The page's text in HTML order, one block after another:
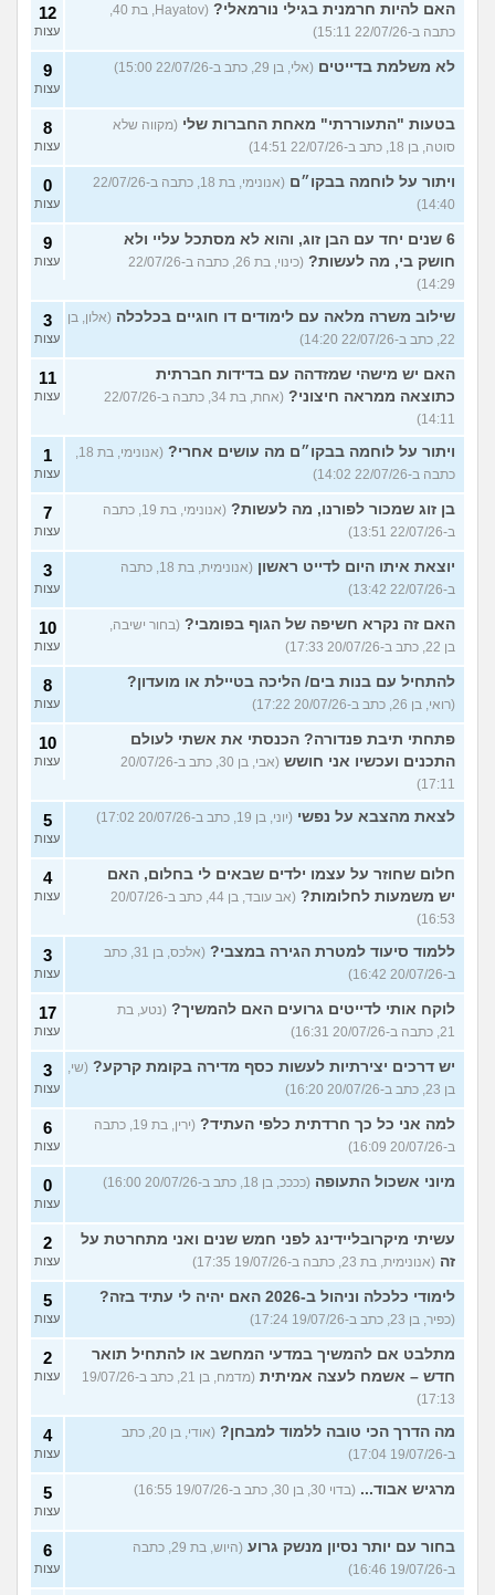
האם להיות חרמנית בגילי נורמאלי?
(Hayatov, בת 40,
כתבה ב-22/07/26 15:11)
12
עצות
לא משלמת בדייטים (אלי, בן 29, כתב ב-22/07/26 15:00) 9
עצות
בטעות "התעוררתי" מאחת החברות שלי (מקווה שלא
סוטה, בן 18, כתב ב-22/07/26 14:51)
8
עצות
ויתור על לוחמה בבקו״ם
(אנונימי, בת 18, כתבה ב-22/07/26
14:40)
0
עצות
6 שנים יחד עם הבן זוג, והוא לא מסתכל עליי ולא
חושק בי, מה לעשות?
(כינוי, בת 26, כתבה ב-22/07/26
14:29)
9
עצות
שילוב משרה מלאה עם לימודים דו חוגיים בכלכלה (אלון, בן
22, כתב ב-22/07/26 14:20)
3
עצות
האם יש מישהי שמזדהה עם בדידות חברתית
כתוצאה ממראה חיצוני?
(אחת, בת 34, כתבה ב-22/07/26
14:11)
11
עצות
ויתור על לוחמה בבקו״ם מה עושים אחרי?
(אנונימי, בת 18,
כתבה ב-22/07/26 14:02)
1
עצות
בן זוג שמכור לפורנו, מה לעשות?
(אנונימי, בת 19, כתבה
ב-22/07/26 13:51)
7
עצות
יוצאת איתו היום לדייט ראשון
(אנונימית, בת 18, כתבה
ב-22/07/26 13:42)
3
עצות
האם זה נקרא חשיפה של הגוף בפומבי? (בחור ישיבה,
בן 22, כתב ב-20/07/26 17:33)
10
עצות
להתחיל עם בנות בים/ הליכה בטיילת או מועדון?
(רואי, בן 26, כתב ב-20/07/26 17:22)
8
עצות
פתחתי תיבת פנדורה? הכנסתי את אשתי לעולם
התכנים ועכשיו אני חושש
(אבי, בן 30, כתב ב-20/07/26
17:11)
10
עצות
לצאת מהצבא על נפשי (יוני, בן 19, כתב ב-20/07/26 17:02) 5
עצות
חלום שחוזר על עצמו ילדים שבאים לי בחלום, האם
יש משמעות לחלומות?
(אב עובד, בן 44, כתב ב-20/07/26
16:53)
4
עצות
ללמוד סיעוד למטרת הגירה במצבי?
(אלכס, בן 31, כתב
ב-20/07/26 16:42)
3
עצות
לוקח אותי לדייטים גרועים האם להמשיך? (נטע, בת
21, כתבה ב-20/07/26 16:31)
17
עצות
יש דרכים יצירתיות לעשות כסף מדירה בקומת קרקע? (שי,
בן 23, כתב ב-20/07/26 16:20)
3
עצות
למה אני כל כך חרדתית כלפי העתיד?
(ירין, בת 19, כתבה
ב-20/07/26 16:09)
6
עצות
מיוני אשכול התעופה (ככככ, בן 18, כתב ב-20/07/26 16:00) 0
עצות
עשיתי מיקרובליידינג לפני חמש שנים ואני מתחרטת על
זה (אנונימית, בת 23, כתבה ב-19/07/26 17:35)
2
עצות
לימודי כלכלה וניהול ב-2026 האם יהיה לי עתיד בזה?
(כפיר, בן 23, כתב ב-19/07/26 17:24)
5
עצות
מתלבט אם להמשיך במדעי המחשב או להתחיל תואר
חדש – אשמח לעצה אמיתית
(מדמח, בן 21, כתב ב-19/07/26
17:13)
2
עצות
מה הדרך הכי טובה ללמוד למבחן?
(אודי, בן 20, כתב
ב-19/07/26 17:04)
4
עצות
מרגיש אבוד... (בדוי 30, בן 30, כתב ב-19/07/26 16:55) 5
עצות
בחור עם יותר נסיון מנשק גרוע
(היוש, בת 29, כתבה
ב-19/07/26 16:46)
6
עצות